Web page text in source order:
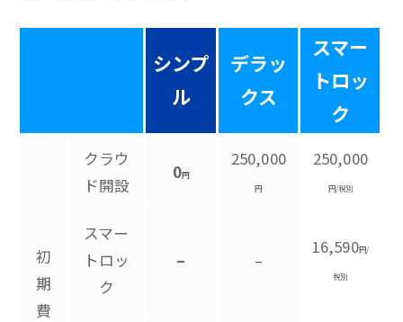
シンプ
ル
デラッ
クス
スマー
トロッ
ク
初
期
費
クラウ
ド開設
0円
250,000
円
250,000
円/税別
スマー
トロッ
ク
– –
16,590円/
税別